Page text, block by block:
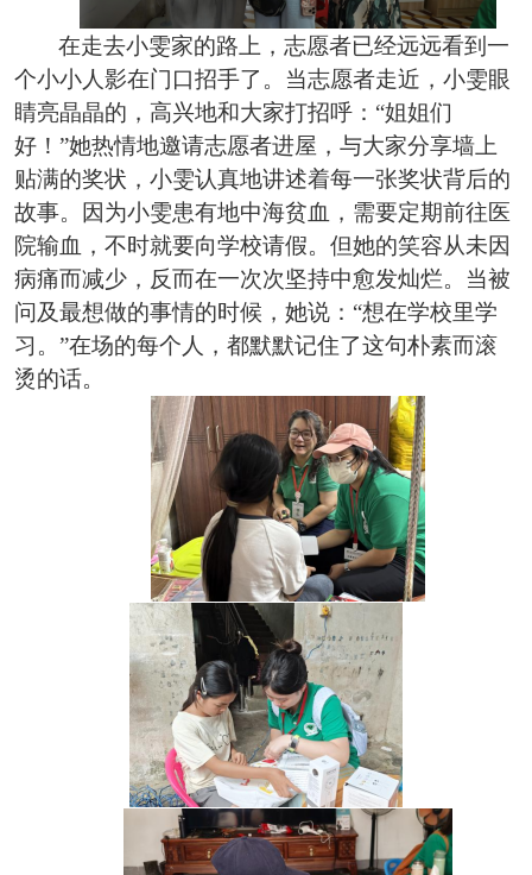
在走去小雯家的路上，志愿者已经远远看到一
个小小人影在门口招手了。当志愿者走近，小雯眼
睛亮晶晶的，高兴地和大家打招呼： “姐姐们
好！”她热情地邀请志愿者进屋，与大家分享墙上
贴满的奖状，小雯认真地讲述着每一张奖状背后的
故事。因为小雯患有地中海贫血，需要定期前往医
院输血，不时就要向学校请假。但她的笑容从未因
病痛而减少，反而在一次次坚持中愈发灿烂。当被
问及最想做的事情的时候，她说：“想在学校里学
习。”在场的每个人，都默默记住了这句朴素而滚
烫的话。